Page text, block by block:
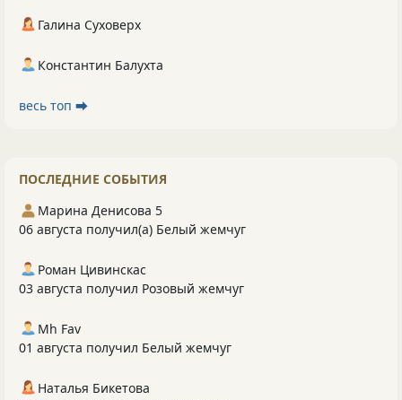
Галина Суховерх
Константин Балухта
весь топ ⮕
ПОСЛЕДНИЕ СОБЫТИЯ
Марина Денисова 5
06 августа получил(а) Белый жемчуг
Роман Цивинскас
03 августа получил Розовый жемчуг
Mh Fav
01 августа получил Белый жемчуг
Наталья Бикетова